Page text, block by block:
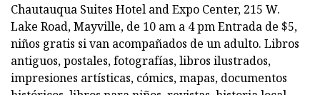
Chautauqua Suites Hotel and Expo Center, 215 W.
Lake Road, Mayville, de 10 am a 4 pm Entrada de $5,
niños gratis si van acompañados de un adulto. Libros
antiguos, postales, fotografías, libros ilustrados,
impresiones artísticas, cómics, mapas, documentos